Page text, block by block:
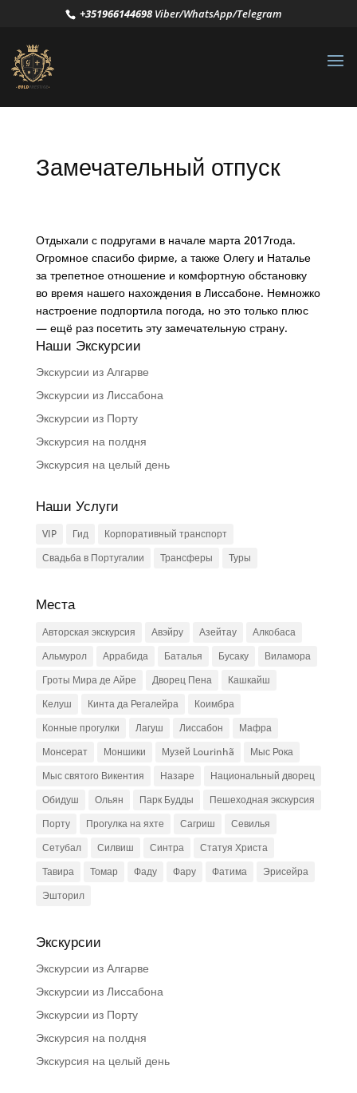
+351966144698Viber/WhatsApp/Telegram
Замечательный отпуск
Отдыхали с подругами в начале марта 2017года.
Огромное спасибо фирме, а также Олегу и Наталье
за трепетное отношение и комфортную обстановку
во время нашего нахождения в Лиссабоне. Немножко
настроение подпортила погода, но это только плюс
— ещё раз посетить эту замечательную страну.
Наши Экскурсии
Экскурсии из Алгарве
Экскурсии из Лиссабона
Экскурсии из Порту
Экскурсия на полдня
Экскурсия на целый день
Наши Услуги
VIP Гид
Корпоративный транспорт
Свадьба в Португалии
Трансферы Туры
Места
Авторская экскурсия Авэйру Азейтау
Алкобаса
Альмурол
Аррабида Баталья Бусаку
Виламора
Гроты Мира де Айре
Дворец Пена
Кашкайш
Келуш
Кинта да Регалейра
Коимбра
Конные прогулки
Лагуш Лиссабон
Мафра
Монсерат
Моншики Музей Lourinhã
Мыс Рока
Мыс святого Викентия
Назаре
Национальный дворец
Обидуш
Ольян Парк Будды
Пешеходная экскурсия
Порту
Прогулка на яхте Сагриш
Севилья
Сетубал
Силвиш Синтра
Статуя Христа
Тавира
Томар Фаду Фару Фатима
Эрисейра
Эшторил
Экскурсии
Экскурсии из Алгарве
Экскурсии из Лиссабона
Экскурсии из Порту
Экскурсия на полдня
Экскурсия на целый день